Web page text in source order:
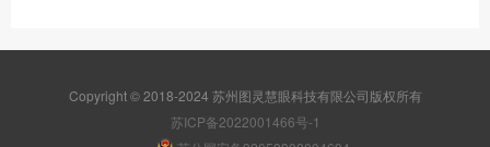
Copyright © 2018-2024 苏州图灵慧眼科技有限公司版权所有
苏ICP备2022001466号-1